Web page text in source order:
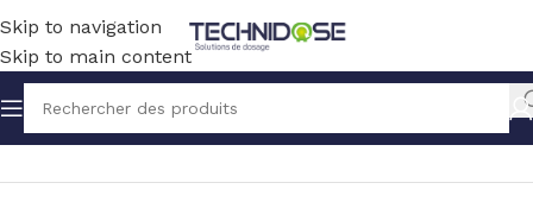
Skip to navigation
Skip to main content
Accueil TUYAUX ET RACCORDS RACCORDS PVDF